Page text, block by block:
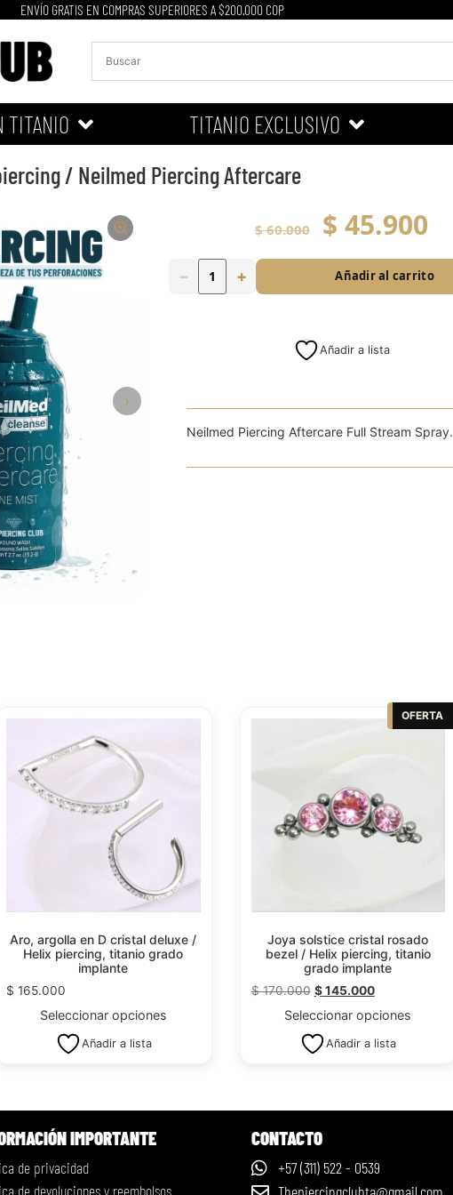
ENVÍO GRATIS EN COMPRAS SUPERIORES A $200.000 COP
TITANIO TITANIO EXCLUSIVO
/ Neilmed Piercing Aftercare
›
$60.000 $ 45.900
− + Añadir al carrito
Añadir a lista
Neilmed Piercing Aftercare Full Stream Spray.
Aro, argolla en D cristal deluxe /
Helix piercing, titanio grado
implante
$ 165.000
Seleccionar opciones
Añadir a lista
OFERTA
Joya solstice cristal rosado
bezel / Helix piercing, titanio
grado implante
$170.000 $145.000
Seleccionar opciones
Añadir a lista
IMPORTANTE
de privacidad
de devoluciones y reembolsos
CONTACTO
+57 (311) 522 - 0539